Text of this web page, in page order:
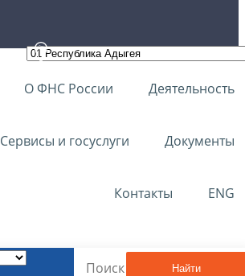
О ФНС России Деятельность
Сервисы и госуслуги Документы
Контакты ENG
Найти